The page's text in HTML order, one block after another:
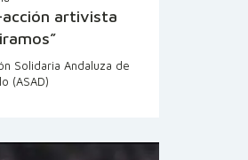
artivista
Solidaria Andaluza de
(ASAD)